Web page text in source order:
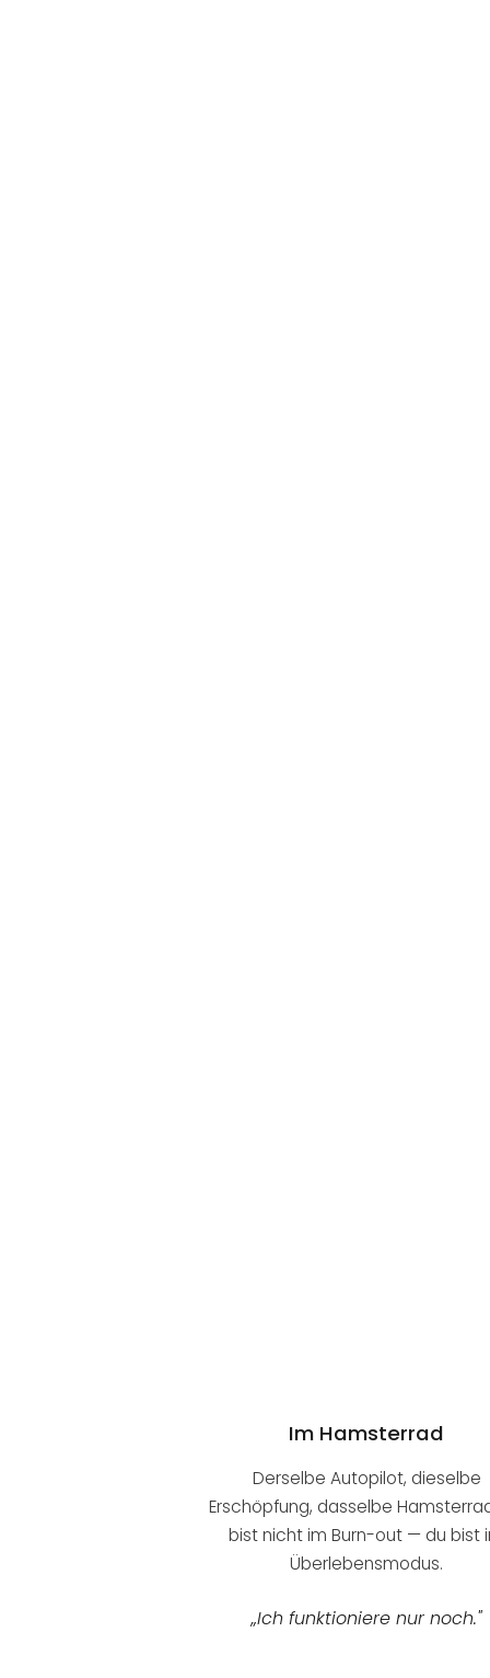
Im Hamsterrad
Derselbe Autopilot, dieselbe
Erschöpfung, dasselbe
bist nicht im Burn-out — du bist
Überlebensmodus.
„Ich funktioniere nur noch."